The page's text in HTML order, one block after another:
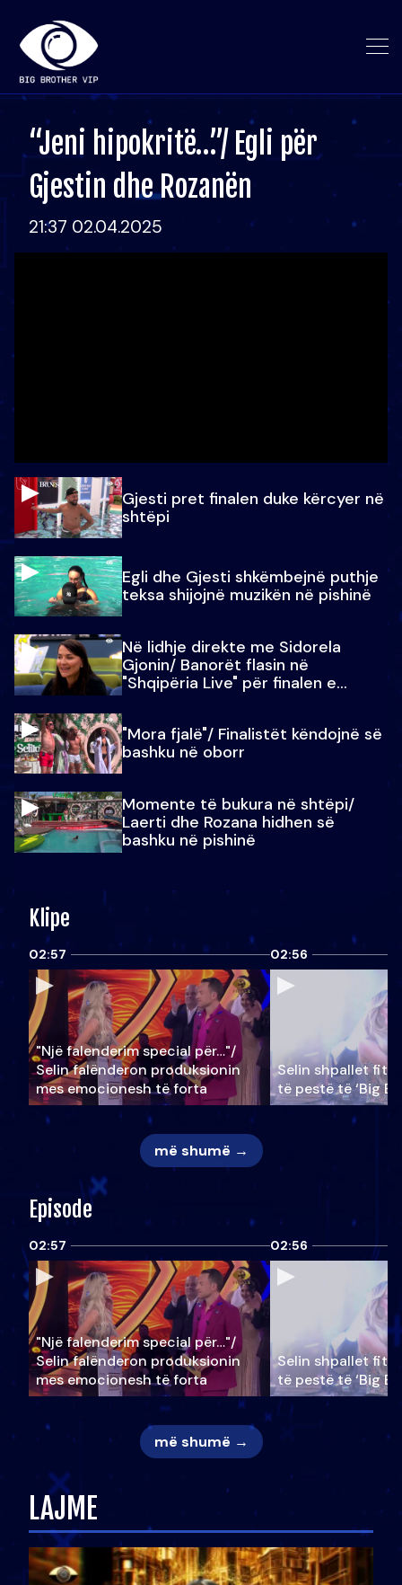
“Jeni hipokritë…”/ Egli për
Gjestin dhe Rozanën
21:37 02.04.2025
Gjesti pret finalen duke kërcyer në
shtëpi
Egli dhe Gjesti shkëmbejnë puthje
teksa shijojnë muzikën në pishinë
Në lidhje direkte me Sidorela
Gjonin/ Banorët flasin në
"Shqipëria Live" për finalen e
"Mora fjalë"/ Finalistët këndojnë së
bashku në oborr
Momente të bukura në shtëpi/
Laerti dhe Rozana hidhen së
bashku në pishinë
Klipe
02:57
"Një falenderim special për…"/
Selin falënderon produksionin
mes emocionesh të forta
02:56
Selin shpallet
të pestë të ‘Big
më shumë →
Episode
02:57
"Një falenderim special për…"/
Selin falënderon produksionin
mes emocionesh të forta
02:56
Selin shpallet
të pestë të ‘Big
më shumë →
LAJME